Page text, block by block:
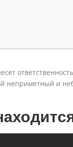
неприметный и